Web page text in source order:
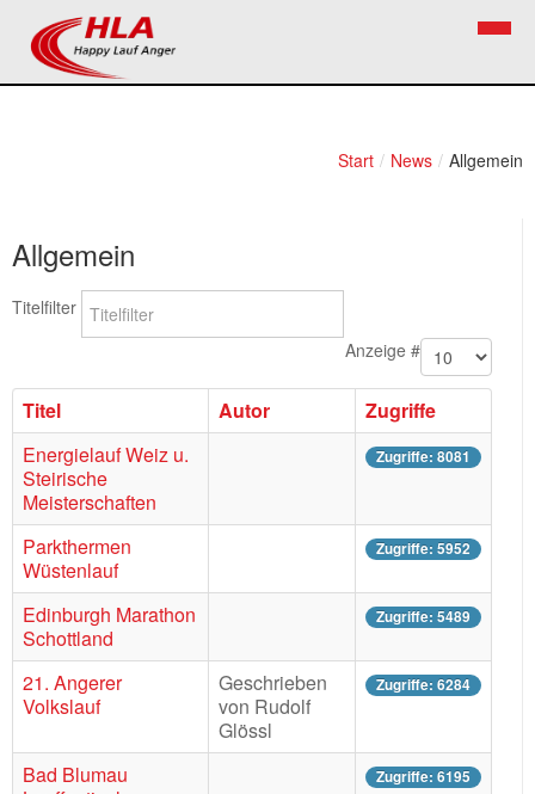
Start / News / Allgemein
Allgemein
Titelfilter
Anzeige #
Titel Autor
Zugriffe
Energielauf Weiz u.
Steirische
Meisterschaften
Zugriffe: 8081
Parkthermen
Wüstenlauf
Zugriffe: 5952
Edinburgh Marathon
Schottland
Zugriffe: 5489
21. Angerer
Volkslauf
Geschrieben
von Rudolf
Glössl
Zugriffe: 6284
Bad Blumau
Zugriffe: 6195
Kontakt
Mitglied werden
Bezirkslaufcup
Volkslauf
Bilder
Links
Termine